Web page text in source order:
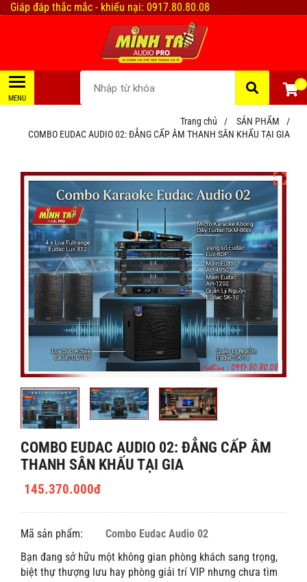
Giáp đáp thắc mắc - khiếu nại: 0917.80.80.08
0
Trang chủ / SẢN PHẨM
/
COMBO EUDAC AUDIO 02: ĐẲNG CẤP ÂM THANH SÂN KHẤU TẠI GIA
COMBO EUDAC AUDIO 02: ĐẲNG CẤP ÂM
THANH SÂN KHẤU TẠI GIA
145.370.000đ
Mã sản phẩm:
Combo Eudac Audio 02
Bạn đang sở hữu một không gian phòng khách sang trọng,
biệt thự thượng lưu hay phòng giải trí VIP nhưng chưa tìm